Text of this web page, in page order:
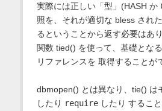
実際には正しい「型」(HASH か
照を、それが適切な bless され
るということから返す必要はあ
関数 tied() を使って、基礎とな
リファレンスを 取得することが
dbmopen() とは異なり、tie() は
したり requireしたり するこ